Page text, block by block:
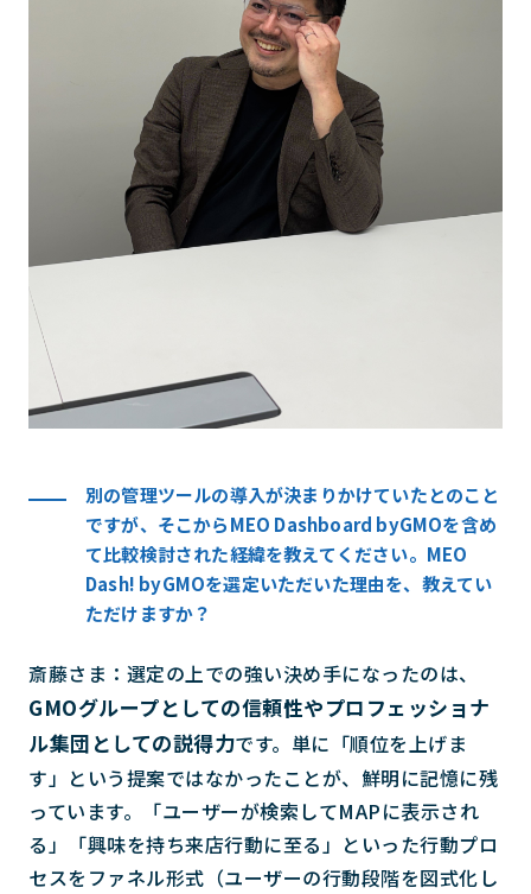
別の管理ツールの導入が決まりかけていたとのこと
ですが、そこからMEO Dashboard byGMOを含め
て比較検討された経緯を教えてください。MEO
Dash! byGMOを選定いただいた理由を、教えてい
ただけますか？
斎藤さま：選定の上での強い決め手になったのは、
GMOグループとしての信頼性やプロフェッショナ
ル集団としての説得力です。単に「順位を上げま
す」という提案ではなかったことが、鮮明に記憶に残
っています。「ユーザーが検索してMAPに表示され
る」「興味を持ち来店行動に至る」といった行動プロ
セスをファネル形式（ユーザーの行動段階を図式化し